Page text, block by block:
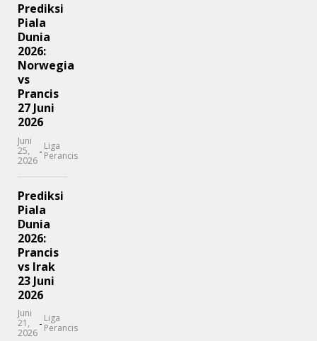
Prediksi
Piala
Dunia
2026:
Norwegia
vs
Prancis
27 Juni
2026
Juni
25,
2026
- Liga
Perancis
Prediksi
Piala
Dunia
2026:
Prancis
vs Irak
23 Juni
2026
Juni
21,
2026
- Liga
Perancis